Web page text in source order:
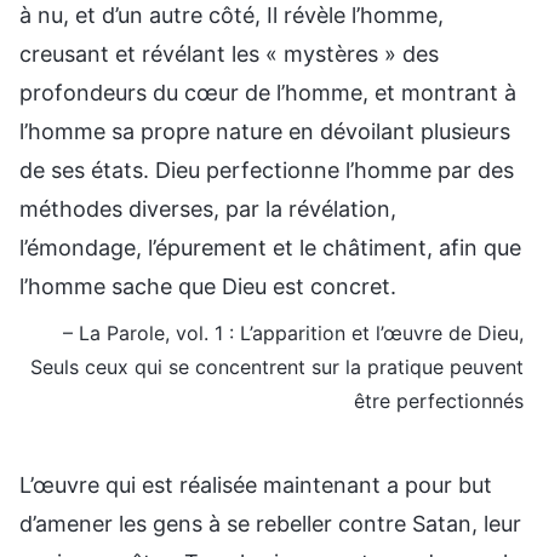
à nu, et d’un autre côté, Il révèle l’homme,
creusant et révélant les « mystères » des
profondeurs du cœur de l’homme, et montrant à
l’homme sa propre nature en dévoilant plusieurs
de ses états. Dieu perfectionne l’homme par des
méthodes diverses, par la révélation,
l’émondage, l’épurement et le châtiment, afin que
l’homme sache que Dieu est concret.
– La Parole, vol. 1 : L’apparition et l’œuvre de Dieu,
Seuls ceux qui se concentrent sur la pratique peuvent
être perfectionnés
L’œuvre qui est réalisée maintenant a pour but
d’amener les gens à se rebeller contre Satan, leur